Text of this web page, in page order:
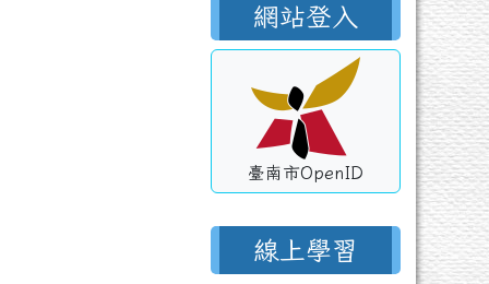
網站登入
臺南市OpenID
線上學習